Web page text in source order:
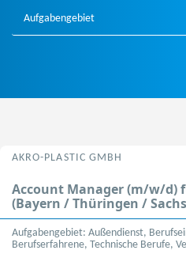
Aufgabengebiet
AKRO-PLASTIC GMBH
Account Manager (m/w/d)
(Bayern / Thüringen /
Aufgabengebiet: Außendienst,
Berufserfahrene, Technische Berufe,